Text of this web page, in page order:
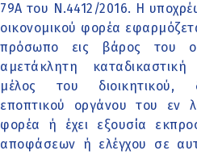
79Α του Ν.4412/2016. Η
οικονομικού φορέα
πρόσωπο εις βάρος του
αμετάκλητη
μέλος του διοικητικού,
εποπτικού οργάνου του εν
φορέα ή έχει εξουσία
αποφάσεων ή ελέγχου σε